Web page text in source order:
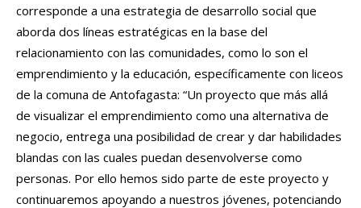
corresponde a una estrategia de desarrollo social que
aborda dos líneas estratégicas en la base del
relacionamiento con las comunidades, como lo son el
emprendimiento y la educación, específicamente con liceos
de la comuna de Antofagasta: “Un proyecto que más allá
de visualizar el emprendimiento como una alternativa de
negocio, entrega una posibilidad de crear y dar habilidades
blandas con las cuales puedan desenvolverse como
personas. Por ello hemos sido parte de este proyecto y
continuaremos apoyando a nuestros jóvenes, potenciando